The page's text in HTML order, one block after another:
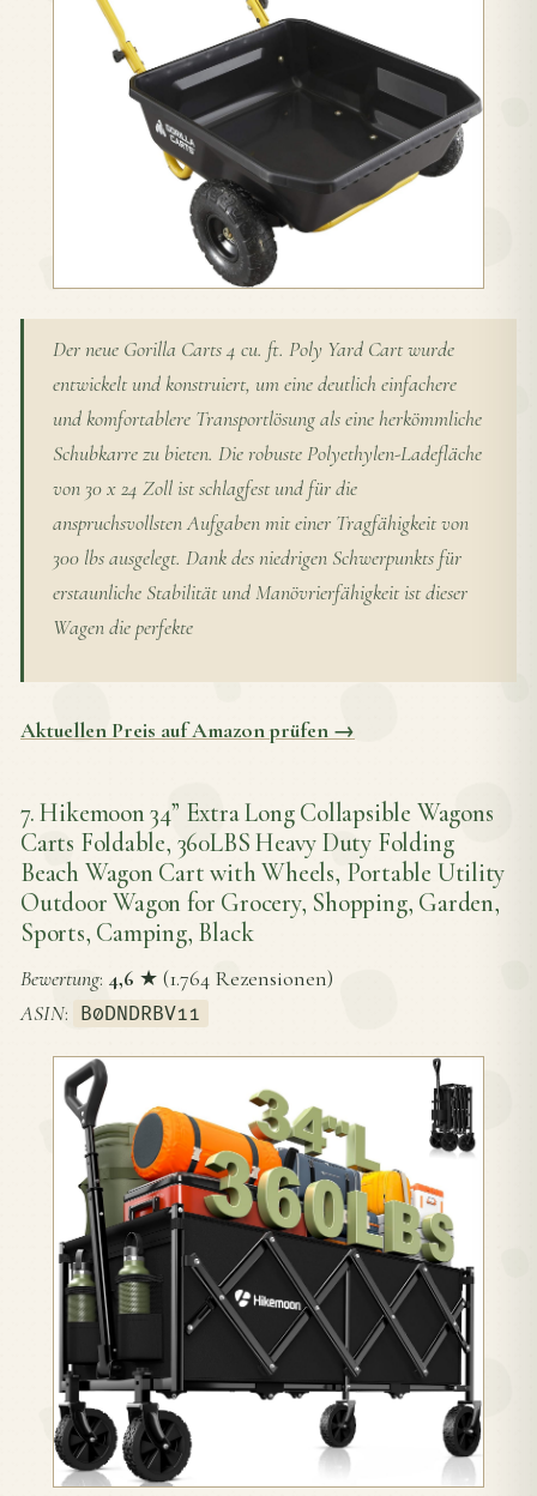
Der neue Gorilla Carts 4 cu. ft. Poly Yard Cart wurde
entwickelt und konstruiert, um eine deutlich einfachere
und komfortablere Transportlösung als eine herkömmliche
Schubkarre zu bieten. Die robuste Polyethylen-Ladefläche
von 30 x 24 Zoll ist schlagfest und für die
anspruchsvollsten Aufgaben mit einer Tragfähigkeit von
300 lbs ausgelegt. Dank des niedrigen Schwerpunkts für
erstaunliche Stabilität und Manövrierfähigkeit ist dieser
Wagen die perfekte
Aktuellen Preis auf Amazon prüfen →
7. Hikemoon 34” Extra Long Collapsible Wagons
Carts Foldable, 360LBS Heavy Duty Folding
Beach Wagon Cart with Wheels, Portable Utility
Outdoor Wagon for Grocery, Shopping, Garden,
Sports, Camping, Black
Bewertung: 4,6 ★ (1.764 Rezensionen)
ASIN: B0DNDRBV11